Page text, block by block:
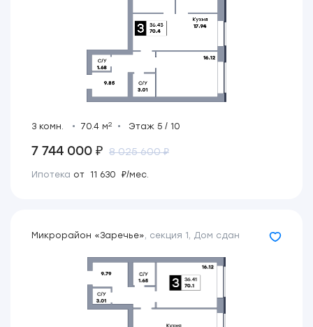
3 комн. 70.4 м2 Этаж 5 / 10
7 744 000 ₽ 8 025 600 ₽
Ипотека от 11 630 ₽/мес.
Микрорайон «Заречье», секция 1 , Дом сдан